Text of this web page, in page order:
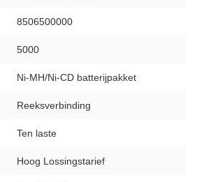
8506500000
5000
Ni-MH/Ni-CD batterijpakket
Reeksverbinding
Ten laste
Hoog Lossingstarief